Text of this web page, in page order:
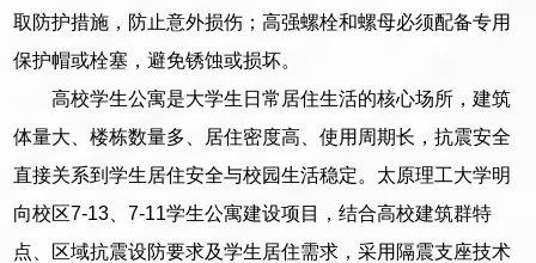
取防护措施，防止意外损伤；高强螺栓和螺母必须配备专用
保护帽或栓塞，避免锈蚀或损坏。
高校学生公寓是大学生日常居住生活的核心场所，建筑
体量大、楼栋数量多、居住密度高、使用周期长，抗震安全
直接关系到学生居住安全与校园生活稳定。太原理工大学明
向校区7-13、7-11学生公寓建设项目，结合高校建筑群特
点、区域抗震设防要求及学生居住需求，采用隔震支座技术